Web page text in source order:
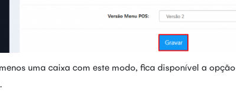
uma caixa com este modo, fica disponível a opção